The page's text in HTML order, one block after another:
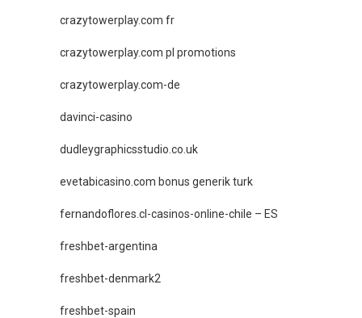
crazytowerplay.com fr
crazytowerplay.com pl promotions
crazytowerplay.com-de
davinci-casino
dudleygraphicsstudio.co.uk
evetabicasino.com bonus generik turk
fernandoflores.cl-casinos-online-chile – ES
freshbet-argentina
freshbet-denmark2
freshbet-spain